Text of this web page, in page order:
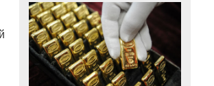
Война Миров. Трамп разгромил
Сороса